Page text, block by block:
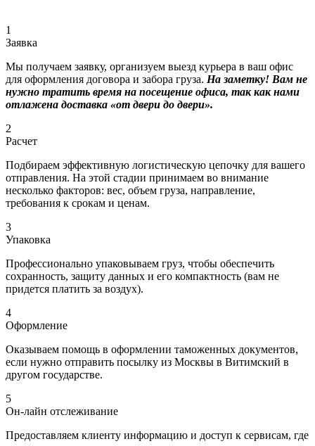
1
Заявка
Мы получаем заявку, организуем выезд курьера в ваш офис
для оформления договора и забора груза. На заметку! Вам не
нужно тратить время на посещение офиса, так как нами
отлажена доставка «от двери до двери».
2
Расчет
Подбираем эффективную логистическую цепочку для вашего
отправления. На этой стадии принимаем во внимание
несколько факторов: вес, объем груза, направление,
требования к срокам и ценам.
3
Упаковка
Профессионально упаковываем груз, чтобы обеспечить
сохранность, защиту данных и его компактность (вам не
придется платить за воздух).
4
Оформление
Оказываем помощь в оформлении таможенных документов,
если нужно отправить посылку из Москвы в Витимский в
другом государстве.
5
Он-лайн отслеживание
Предоставляем клиенту информацию и доступ к сервисам, где